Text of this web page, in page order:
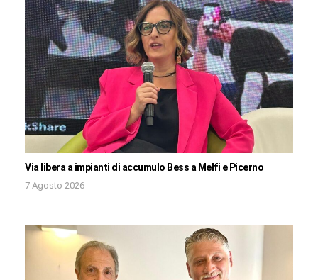
Via libera a impianti di accumulo Bess a Melfi e Picerno
7 Agosto 2026